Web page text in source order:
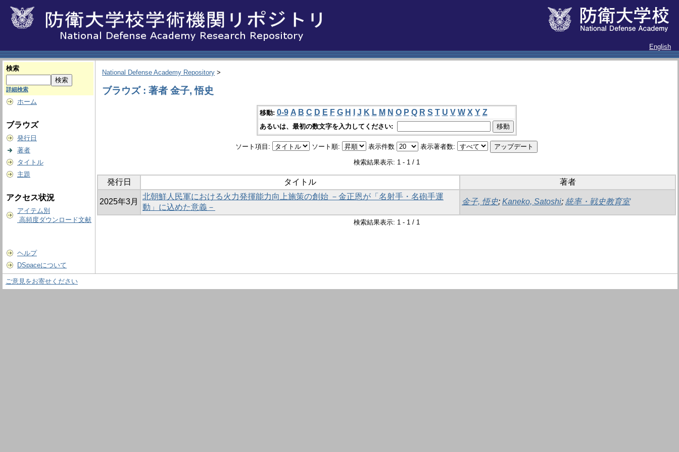
English
検索
詳細検索
ホーム
ブラウズ
発行日
著者
タイトル
主題
アクセス状況
アイテム別
高頻度ダウンロード文献
ヘルプ
DSpaceについて
National Defense Academy Repository >
ブラウズ : 著者 金子, 悟史
移動: 0-9 A B C D E F G H J K L M N O P Q R S T U V W X Y Z
あるいは、最初の数文字を入力してください:
ソート項目: ソート順: 表示件数 表示著者数:
検索結果表示: 1 - 1 / 1
発行日 タイトル 著者
2025年3月
北朝鮮人民軍における火力発揮能力向上施策の創始 －金正恩が「名射手・名砲手運
動」に込めた意義－
金子, 悟史; Kaneko, Satoshi; 統率・戦史教育室
検索結果表示: 1 - 1 / 1
ご意見をお寄せください